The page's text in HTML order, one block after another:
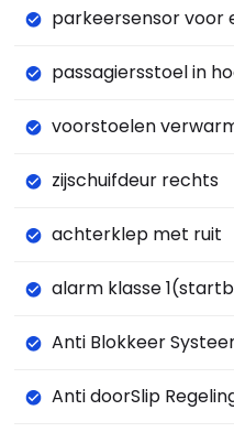
parkeersensor voor
passagiersstoel in
voorstoelen
zijschuifdeur rechts
achterklep met ruit
alarm klasse
Anti Blokkeer
Anti doorSlip